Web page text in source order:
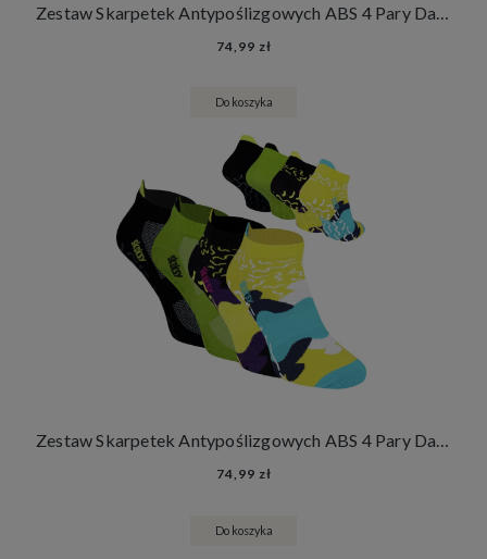
Zestaw Skarpetek Antypoślizgowych ABS 4 Pary Damskie Męskie Skarpety Stopki Joga Fitness
74,99 zł
Do koszyka
Zestaw Skarpetek Antypoślizgowych ABS 4 Pary Damskie Męskie Skarpety Stopki Joga Fitness
74,99 zł
Do koszyka